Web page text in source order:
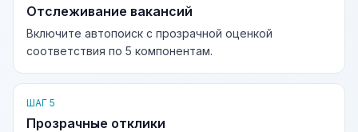
Отслеживание вакансий
Включите автопоиск с прозрачной оценкой
соответствия по 5 компонентам.
ШАГ 5
Прозрачные отклики